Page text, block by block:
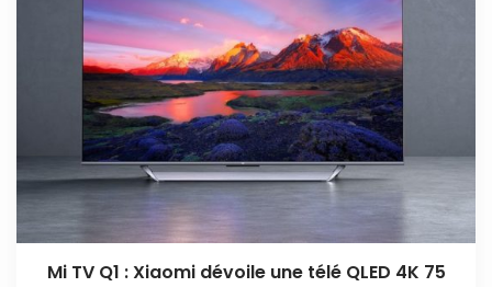
Mi TV Q1 : Xiaomi dévoile une télé QLED 4K 75